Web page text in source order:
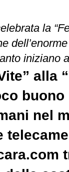
la
iniziano
alla
nel